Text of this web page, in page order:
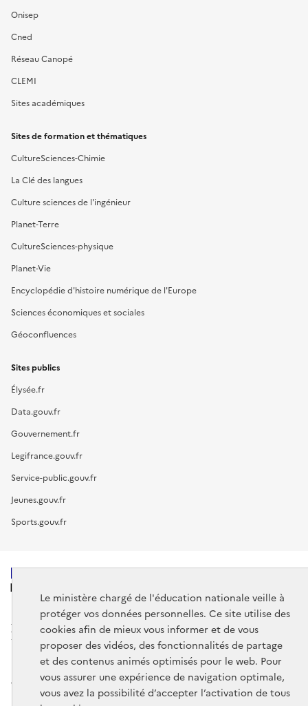
Le ministère chargé de l'éducation nationale veille à
protéger vos données personnelles. Ce site utilise des
cookies afin de mieux vous informer et de vous
proposer des vidéos, des fonctionnalités de partage
et des contenus animés optimisés pour le web. Pour
vous assurer une expérience de navigation optimale,
vous avez la possibilité d’accepter l’activation de tous
Onisep
Cned
Réseau Canopé
CLEMI
Sites académiques
Sites de formation et thématiques
CultureSciences-Chimie
La Clé des langues
Culture sciences de l'ingénieur
Planet-Terre
CultureSciences-physique
Planet-Vie
Encyclopédie d'histoire numérique de l'Europe
Sciences économiques et sociales
Géoconfluences
Sites publics
Élysée.fr
Data.gouv.fr
Gouvernement.fr
Legifrance.gouv.fr
Service-public.gouv.fr
Jeunes.gouv.fr
Sports.gouv.fr
MINISTÈRE
DE L'ÉDUCATION
NATIONALE
data.gouv.fr
legifrance.gouv.fr